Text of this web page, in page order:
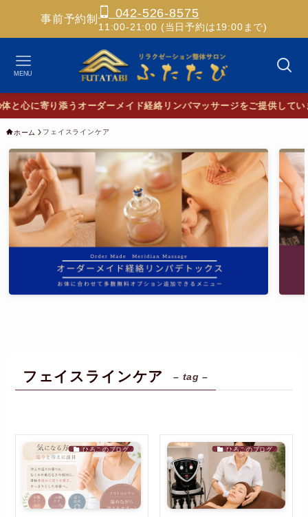
事前予約制 042-526-8575
11:00-21:00 (当日予約は19:00まで)
MENU
に寄り添うオーダーメイド経絡リンパマッサージをご提供していま
ホーム フェイスラインケア
フェイスラインケア – tag –
ひろこのブログ ひろこのブログ